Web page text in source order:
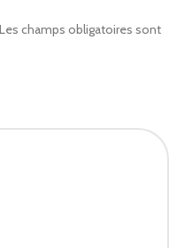
Les champs obligatoires sont